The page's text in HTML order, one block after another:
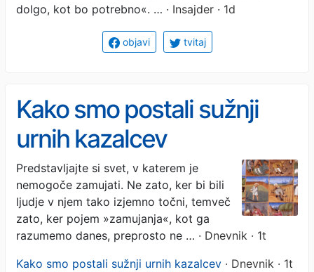
dolgo, kot bo potrebno«. … · Insajder · 1d
objavi tvitaj
Kako smo postali sužnji
urnih kazalcev
Predstavljajte si svet, v katerem je
nemogoče zamujati. Ne zato, ker bi bili
ljudje v njem tako izjemno točni, temveč
zato, ker pojem »zamujanja«, kot ga
razumemo danes, preprosto ne … · Dnevnik · 1t
Kako smo postali sužnji urnih kazalcev · Dnevnik · 1t